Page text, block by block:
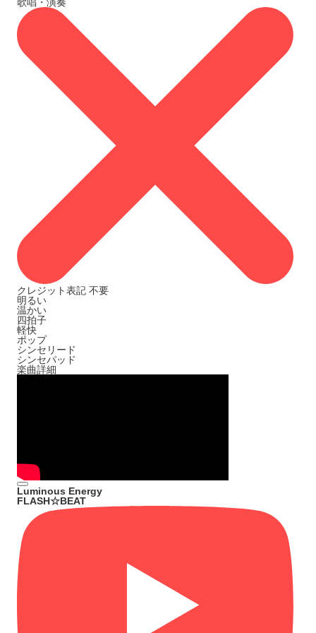
クレジット表記 不要
明るい
温かい
四拍子
軽快
ポップ
シンセリード
シンセパッド
楽曲詳細
Luminous Energy
FLASH☆BEAT